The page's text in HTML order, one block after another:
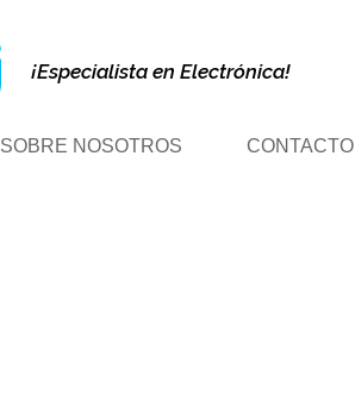
¡Especialista en Electrónica!
SOBRE NOSOTROS CONTACTO